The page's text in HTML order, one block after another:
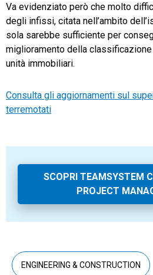
Va evidenziato però che molto
degli infissi, citata nell’ambito
sola sarebbe sufficiente per
miglioramento della
unità immobiliari.
Consulta gli aggiornamenti sul
terremotati
SCOPRI TEAMSYSTEM
PROJECT
ENGINEERING & CONSTRUCTION